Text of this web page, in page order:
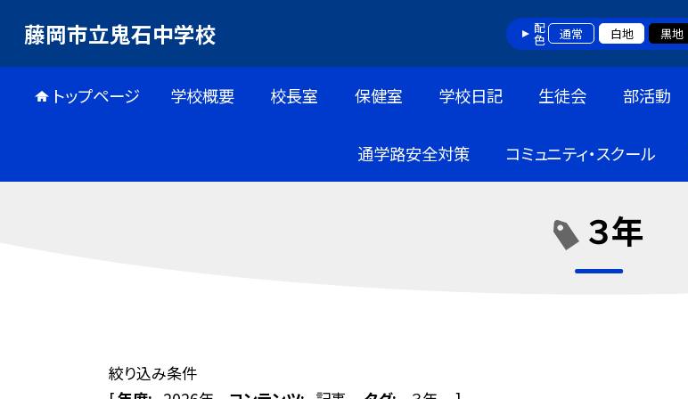
藤岡市立鬼石中学校 配色 通常 白地 黒地
トップページ 学校概要 校長室 保健室 学校日記 生徒会 部活動
通学路安全対策 コミュニティ・スクール
３年
絞り込み条件